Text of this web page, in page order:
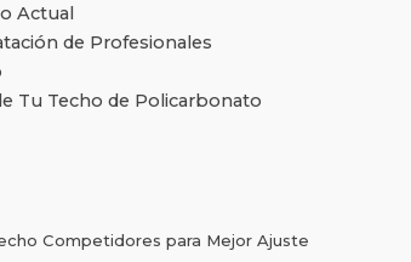
Actual
de Profesionales
Tu Techo de Policarbonato
Competidores para Mejor Ajuste